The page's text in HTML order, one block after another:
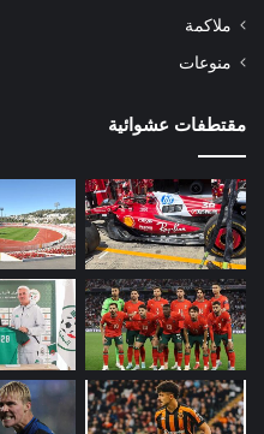
ملاكمة
منوعات
مقتطفات عشوائية